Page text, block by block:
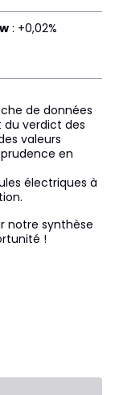
: +0,02%
de données
du verdict des
valeurs
en
électriques à
notre synthèse
!